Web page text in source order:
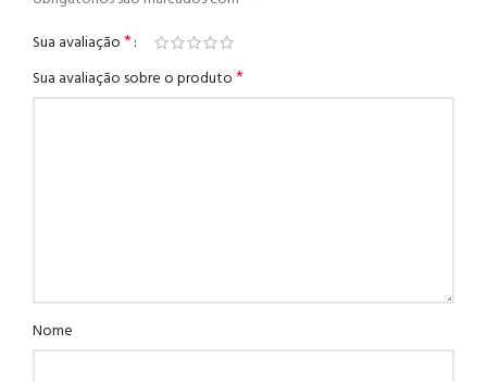
Sua avaliação*
Sua avaliação sobre o produto*
Nome